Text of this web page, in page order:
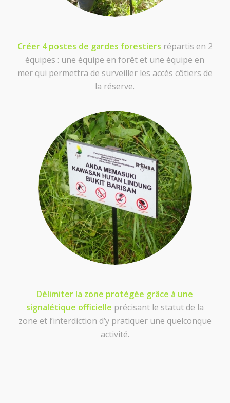
Créer 4 postes de gardes forestiers répartis en 2
équipes : une équipe en forêt et une équipe en
mer qui permettra de surveiller les accès côtiers de
la réserve.
Délimiter la zone protégée grâce à une
signalétique officielle précisant le statut de la
zone et l’interdiction d’y pratiquer une quelconque
activité.